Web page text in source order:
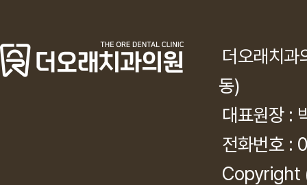
더오래치과
동)
대표원장 :
전화번호 :
Copyright